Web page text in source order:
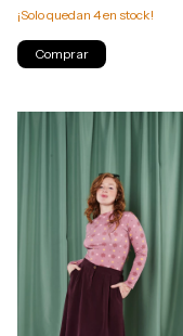
¡Solo quedan 4en stock!
Comprar